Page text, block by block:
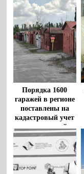
Порядка 1600
гаражей в регионе
поставлены на
кадастровый учет
по «гаражной
амнистии» за
время реализации
закона